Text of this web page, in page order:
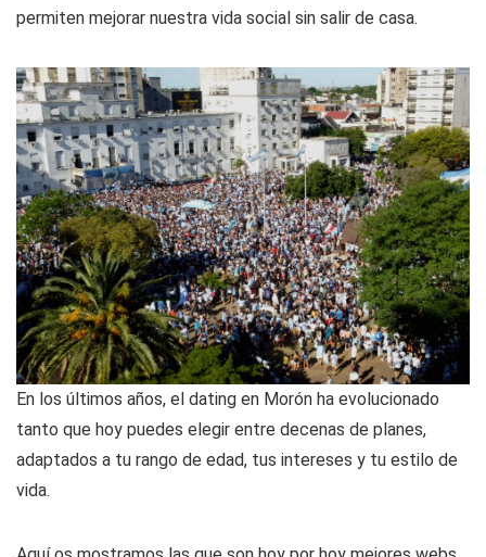
permiten mejorar nuestra vida social sin salir de casa.
En los últimos años, el dating en Morón ha evolucionado
tanto que hoy puedes elegir entre decenas de planes,
adaptados a tu rango de edad, tus intereses y tu estilo de
vida.